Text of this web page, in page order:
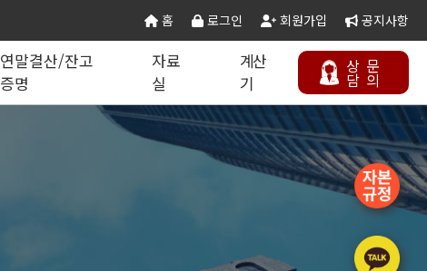
홈 로그인 회원가입 공지사항
연말결산/잔고
증명
자료
실
계산
기
상
담
문
의
등록절차
건설컬럼
건설공무서식